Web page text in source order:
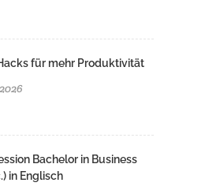
für mehr Produktivität
Bachelor in Business
in Englisch